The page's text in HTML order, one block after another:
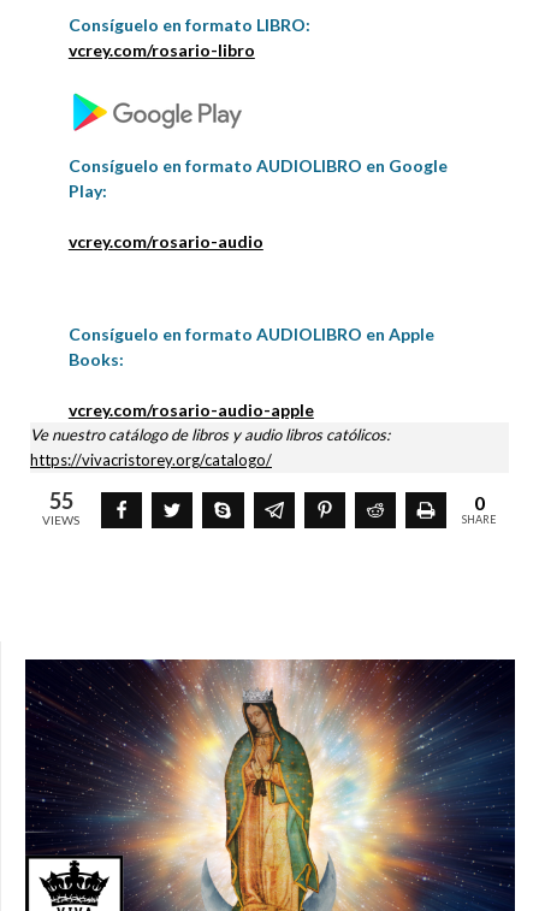
Consíguelo en formato LIBRO:
vcrey.com/rosario-libro
Consíguelo en formato AUDIOLIBRO en Google
Play:
vcrey.com/rosario-audio
Consíguelo en formato AUDIOLIBRO en Apple
Books:
vcrey.com/rosario-audio-apple
Ve nuestro catálogo de libros y audio libros católicos:
https://vivacristorey.org/catalogo/
55
VIEWS
0
SHARE